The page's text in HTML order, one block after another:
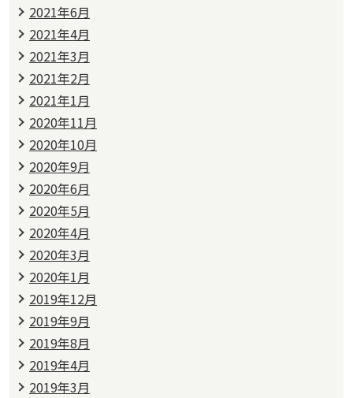
2021年6月
2021年4月
2021年3月
2021年2月
2021年1月
2020年11月
2020年10月
2020年9月
2020年6月
2020年5月
2020年4月
2020年3月
2020年1月
2019年12月
2019年9月
2019年8月
2019年4月
2019年3月